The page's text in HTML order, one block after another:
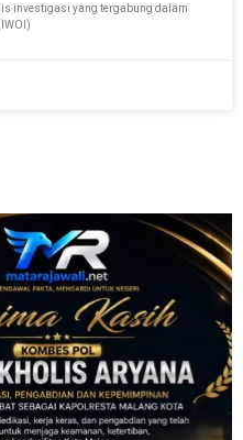
investigasi yang tergabung dalam